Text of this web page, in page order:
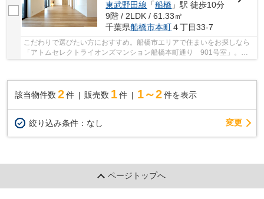
東武野田線 「船橋 」駅 徒歩10分
9階 / 2LDK / 61.33㎡
千葉県船橋市本町４丁目33-7
こだわりで選びたい方におすすめ。船橋市エリアで住まいをお探しなら
「アトムセレクトライオンズマンション船橋本町通り 901号室」。船
該当物件数 2件 販売数 1 件 1～2 件を表示
絞り込み条件： なし 変更
ページトップへ